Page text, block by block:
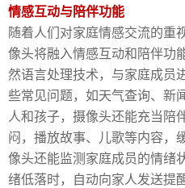
情感互动与陪伴功能
随着人们对家庭情感交流的重
像头将融入情感互动和陪伴功
然语言处理技术，与家庭成员
些常见问题，如天气查询、新
人和孩子，摄像头还能充当陪
闷，播放故事、儿歌等内容，
像头还能监测家庭成员的情绪
绪低落时，自动向家人发送提